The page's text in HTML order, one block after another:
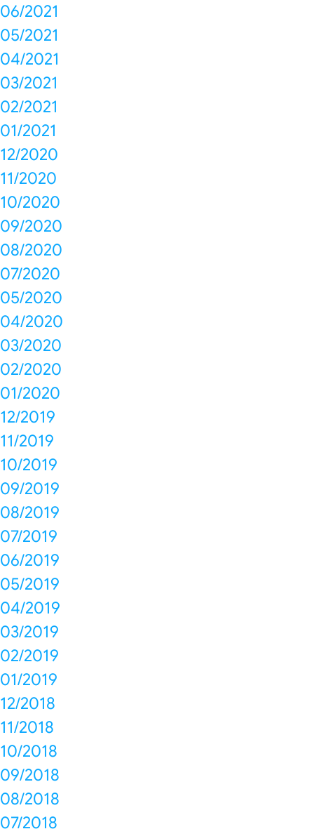
06/2021
05/2021
04/2021
03/2021
02/2021
01/2021
12/2020
11/2020
10/2020
09/2020
08/2020
07/2020
05/2020
04/2020
03/2020
02/2020
01/2020
12/2019
11/2019
10/2019
09/2019
08/2019
07/2019
06/2019
05/2019
04/2019
03/2019
02/2019
01/2019
12/2018
11/2018
10/2018
09/2018
08/2018
07/2018